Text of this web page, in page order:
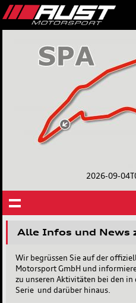
2026-09-
Alle Infos und News
Wir begrüssen Sie auf der
Motorsport GmbH und
zu unseren Aktivitäten bei den in
Serie und darüber hinaus.